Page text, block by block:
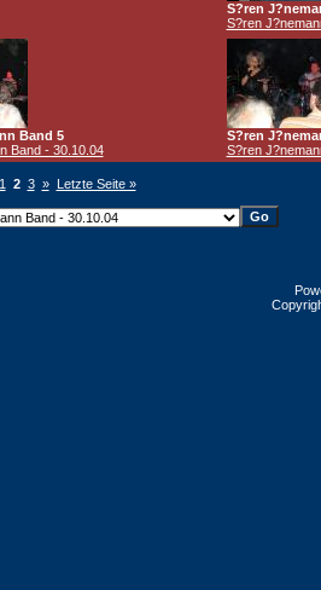
S?ren
S?ren
Band 5
Band - 30.10.04
S?ren
S?ren
1 2 3 » Letzte Seite »